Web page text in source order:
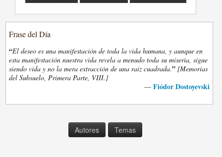
Frase del Día
“El deseo es una manifestación de toda la vida humana, y aunque en
esta manifestación nuestra vida revela a menudo toda su miseria, sigue
siendo vida y no la mera extracción de una raiz cuadrada.” [Memorias
del Subsuelo, Primera Parte, VIII.]
— Fiódor Dostoyevski
Autores Temas